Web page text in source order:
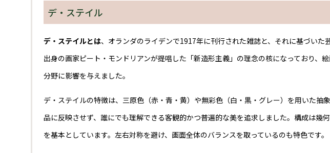
デ・ステイル
デ・ステイルとは、オランダのライデンで1917年に刊行された雑誌と、それに基づいた
出身の画家ピート・モンドリアンが提唱した「新造形主義」の理念の核になっており、
分野に影響を与えました。
デ・ステイルの特徴は、三原色（赤・青・黄）や無彩色（白・黒・グレー）を用いた抽
品に反映させず、誰にでも理解できる客観的かつ普遍的な美を追求しました。構成は幾
を基本としています。左右対称を避け、画面全体のバランスを取っているのも特色です。